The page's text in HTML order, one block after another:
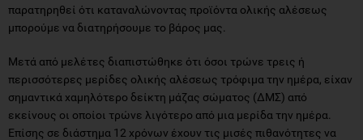
παρατηρηθεί ότι καταναλώνοντας προϊόντα ολικής αλέσεως
μπορούμε να διατηρήσουμε το βάρος μας.
Μετά από μελέτες διαπιστώθηκε ότι όσοι τρώνε τρεις ή
περισσότερες μερίδες ολικής αλέσεως τρόφιμα την ημέρα, είχαν
σημαντικά χαμηλότερο δείκτη μάζας σώματος (ΔΜΣ) από
εκείνους οι οποίοι τρώνε λιγότερο από μια μερίδα την ημέρα.
Επίσης σε διάστημα 12 χρόνων έχουν τις μισές πιθανότητες να